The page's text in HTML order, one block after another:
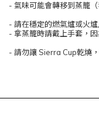
- 氣味可能會轉移到蒸籠（
- 請在穩定的燃氣爐或火爐
- 拿蒸籠時請戴上手套，因
- 請勿讓 Sierra Cup乾燒